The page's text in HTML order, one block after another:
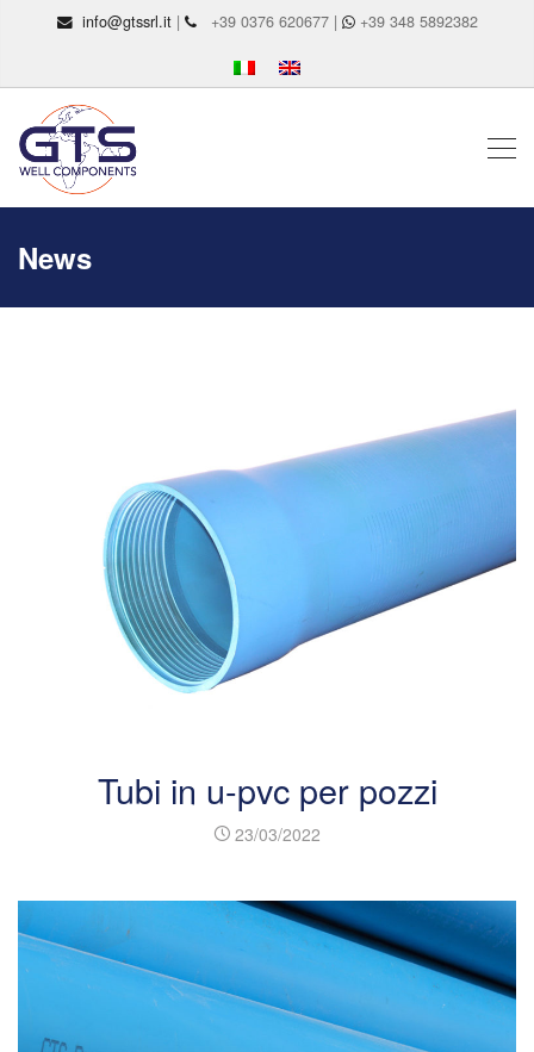
info@gtssrl.it| +39 0376 620677 | +39 348 5892382
News
Tubi in u-pvc per pozzi
23/03/2022